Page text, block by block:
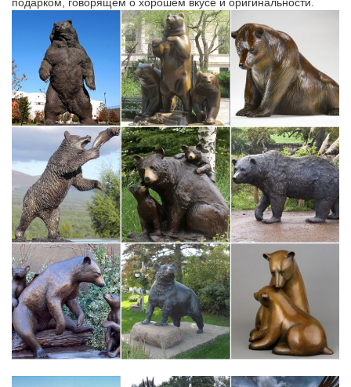
Подарки.ру
Цена 4990 руб. Большие фотографии и подробное
описание.Почтой россии, служба сдэк, ems доставка, тк "пэк":
Все города России. 4990 руб. Подробнее.Подарки родителям
на Новый год. Собака — символ 2018 года.
Купить фигурки с символом 2018, фигурки собаки
Фигурки – Символ 2018 года. Сортировка: По умолчанию
Наименование (А -> Я) Наименование (Я -> А) Цена (по
возрастанию) Цена (по убыванию) Рейтинг (по убыванию)
Рейтинг (по возрастанию) Модель (Ав закладки. сравнение.
Фигурка гжель собака "Волосатик" №2722.
Мир посуды и сувениров – СИМВОЛ 2018 ГОДА-СОБАКА
Разное. Статуэтки,Фигуры,Обереги. Символ 2018 года-
собака.Статуэтки и Фигурки. Фэн-шуй Сувениры.
Шкатулки.Ваш город – Москва, угадали? Да Нет. Перейти на
мобильную версию сайта.
Собака символ 2018 года.Собака керамическая фигурка…
Ярмарка Мастеров – ручная работа. Купить Собака символ
2018 года.Собака керамическая фигурка.Описание. Мои
подарком, говорящем о хорошем вкусе и оригинальности.